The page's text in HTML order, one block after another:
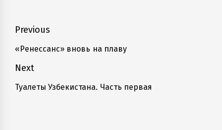
Навигация
по
записям
Previous
Previous
«Ренессанс» вновь на плаву
Next
Next
Туалеты Узбекистана. Часть первая